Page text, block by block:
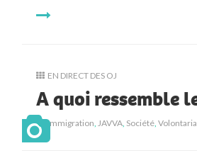
EN DIRECT DES OJ
A quoi ressemble
Immigration JAVVA Société ,